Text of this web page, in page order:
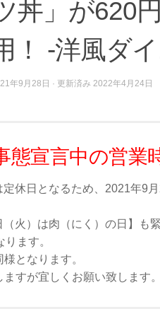
丼」が620
！ -洋風ダ
年9月28日 · 更新済み 2022年4月24日
態宣言中の営業
休日となるため、2021年9
（火）は肉（にく）の日】も
ります。
となります。
すが宜しくお願い致します。